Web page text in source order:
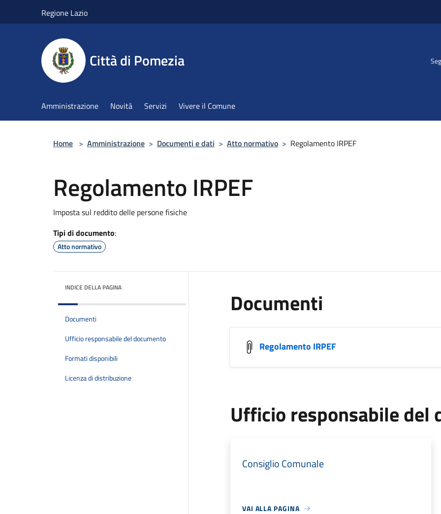
Regione Lazio
Città di Pomezia
Amministrazione Novità Servizi Vivere il Comune
Home > Amministrazione > Documenti e dati > Atto normativo > Regolamento IRPEF
Regolamento IRPEF
Imposta sul reddito delle persone fisiche
Tipi di documento:
Atto normativo
INDICE DELLA PAGINA
Documenti
Ufficio responsabile del documento
Formati disponibili
Licenza di distribuzione
Documenti
Regolamento IRPEF
Ufficio responsabile del
Consiglio Comunale
VAI ALLA PAGINA